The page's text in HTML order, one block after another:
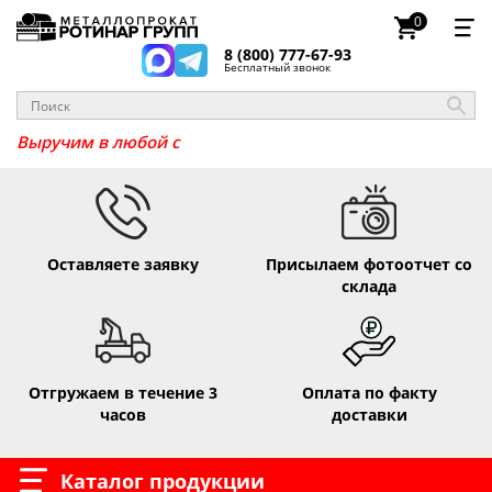
8 (800) 777-67-93
Бесплатный звонок
0
Выручим в
Оставляете заявку
Присылаем фотоотчет со
склада
Отгружаем в течение 3
часов
Оплата по факту
доставки
Каталог продукции